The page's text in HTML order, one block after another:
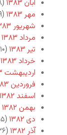
آبان ۱۳۸۳
(۱۸)
مهر ۱۳۸۳
(۱۹)
شهریور ۱۳۸۳
مرداد ۱۳۸۳
تیر ۱۳۸۳
(۱۰)
خرداد ۱۳۸۳
اردیبهشت ۱۳۸۳
فروردین ۱۳۸۳
اسفند ۱۳۸۲
بهمن ۱۳۸۲
دی ۱۳۸۲
(۱۵)
آذر ۱۳۸۲
(۳۶)